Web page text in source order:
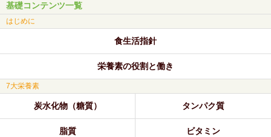
基礎コンテンツ一覧
はじめに
食生活指針
栄養素の役割と働き
7大栄養素
炭水化物（糖質） タンパク質
脂質 ビタミン